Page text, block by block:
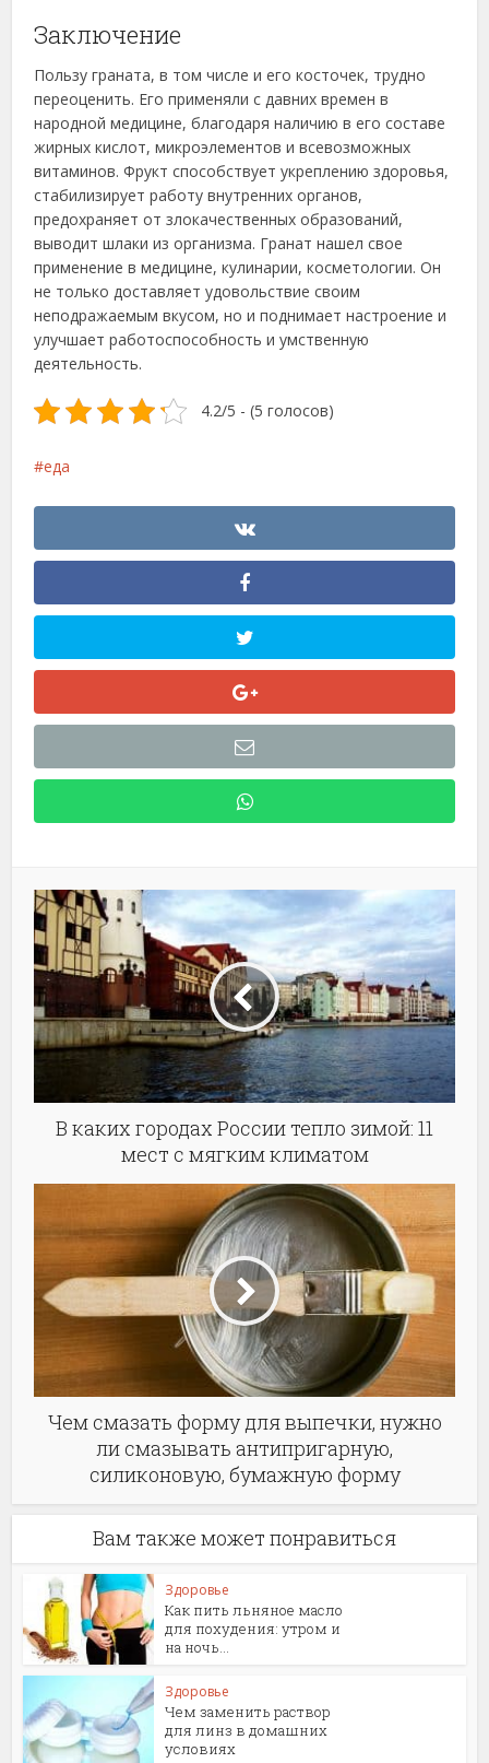
Заключение
Пользу граната, в том числе и его косточек, трудно
переоценить. Его применяли с давних времен в
народной медицине, благодаря наличию в его составе
жирных кислот, микроэлементов и всевозможных
витаминов. Фрукт способствует укреплению здоровья,
стабилизирует работу внутренних органов,
предохраняет от злокачественных образований,
выводит шлаки из организма. Гранат нашел свое
применение в медицине, кулинарии, косметологии. Он
не только доставляет удовольствие своим
неподражаемым вкусом, но и поднимает настроение и
улучшает работоспособность и умственную
деятельность.
4.2/5 - (5 голосов)
еда
В каких городах России тепло зимой: 11
мест с мягким климатом
Чем смазать форму для выпечки, нужно
ли смазывать антипригарную,
силиконовую, бумажную форму
Вам также может понравиться
Здоровье
Как пить льняное масло
для похудения: утром и
на ночь...
Здоровье
Чем заменить раствор
для линз в домашних
условиях